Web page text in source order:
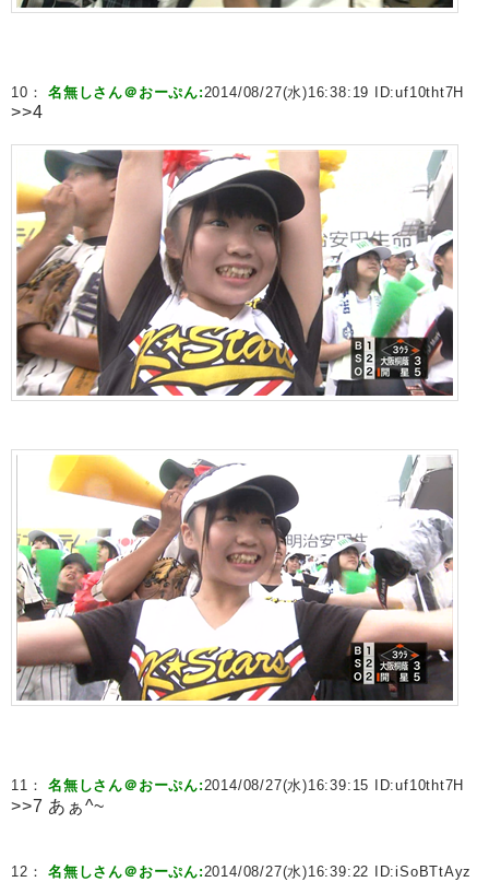
10：名無しさん＠おーぷん:2014/08/27(水)16:38:19 ID:uf10tht7H
>>4
11：名無しさん＠おーぷん:2014/08/27(水)16:39:15 ID:uf10tht7H
>>7 あぁ^~
12：名無しさん＠おーぷん:2014/08/27(水)16:39:22 ID:iSoBTtAyz